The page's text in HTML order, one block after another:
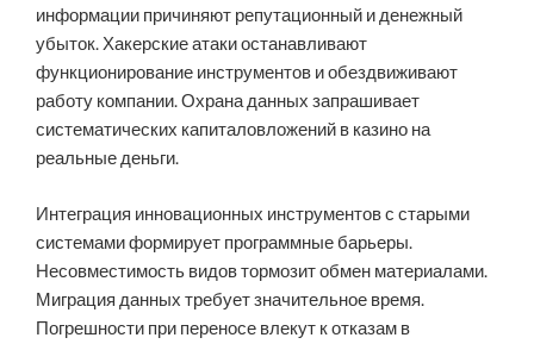
информации причиняют репутационный и денежный
убыток. Хакерские атаки останавливают
функционирование инструментов и обездвиживают
работу компании. Охрана данных запрашивает
систематических капиталовложений в казино на
реальные деньги.
Интеграция инновационных инструментов с старыми
системами формирует программные барьеры.
Несовместимость видов тормозит обмен материалами.
Миграция данных требует значительное время.
Погрешности при переносе влекут к отказам в